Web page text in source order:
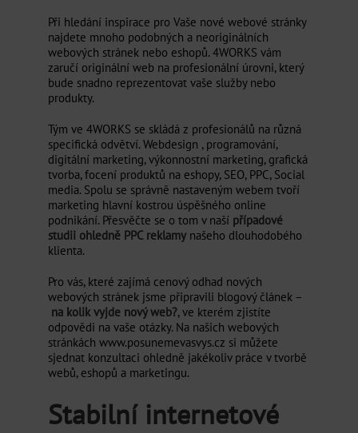
Při hledání inspirace pro Vaše nové webové stránky
najdete mnoho podobných a neoriginálních
webových stránek nebo eshopů. 4WORKS vám
zaručí originální web na profesionální úrovni, který
bude snadno reprezentovat vaše služby nebo
produkty.
Tým ve 4WORKS se skládá z profesionálů na různá
specifická odvětví. Webdesign , programování,
digitální marketing, výkonnostní marketing, grafická
tvorba, focení produktů na eshopy, SEO, PPC, Social
media. Spolu se správně nastaveným webem tvoří
marketing hlavní kostrou úspěšného online
podnikání. Přesvěčte se o tom v naší případové
studii ohledně PPC reklamynašeho dlouhodobého
klienta.
Pro vás, které zajímá cenový odhad nových
webových stránek jsme připravili blogový článek –
na kolik vyjde nový web?, ve kterém zjistíte
odpovědi na vaše otázky. Na našich webových
stránkách www.posunemevasvys.cz si můžete
sjednat konzultaci ohledně jakékoliv práce v tvorbě
webů, eshopů a marketingu.
Stabilní internetové